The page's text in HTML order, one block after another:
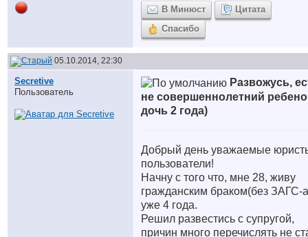
В Минюст
Цитата
Спасибо
05.10.2014, 22:30
Secretive
Пользователь
Развожусь,
не совершеннолетний
дочь 2 года)
Добрый день уважаемые
пользователи!
Начну с того что, мне 28, живу
гражданским браком(без ЗАГС-
уже 4 года.
Решил развестись с супругой,
причин много перечислять не